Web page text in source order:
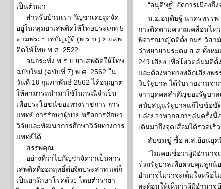
เป็นต้นมา
สำหรับบ้านเรา กัญชาเคยถูกจัด
อยู่ในกลุ่มยาเสพติดให้โทษประเภท 5
ตามพระราชบัญญัติ (พ.ร.บ.) ยาเสพ
ติดให้โทษ พ.ศ. 2522
จนกระทั่ง พ.ร.บ.ยาเสพติดให้โทษ
ฉบับใหม่ (ฉบับที่ 7) พ.ศ. 2562 ใน
วันที่ 18 กุมภาพันธ์ 2562 ได้อนุญาต
ให้สามารถนำมาใช้ในกรณีจำเป็น
เพื่อประโยชน์ของทางราชการ การ
แพทย์ การรักษาผู้ป่วย หรือการศึกษา
วิจัยและพัฒนาการศึกษาวิจัยทางการ
แพทย์ได้
สรรพคุณ
อย่างที่ว่าไปกัญชาจัดว่าเป็นสาร
เสพติดที่่ออกฤทธิ์ต่อจิตประสาท แต่ก็
เป็นยารักษาโรคด้วย โดยตำรายา
“อนุดิษฐ์” อัดการเมืองถึง
น.อ.อนุดิษฐ์ นาครทรรพ
การติดตามความเคลื่อนไห
พิจารณาญัตติตั้ง กมธ.วิสา
ว่าพยายามระดม ส.ส.ทั้งห
249 เสียง เพื่อโหวตล้มมติ
และต้องหาทางพลิกเสียงพ
วิปรัฐบาล ได้รับรายงานจ
จากบุคคลสำคัญของรัฐบาล
สนับสนุนรัฐบาลแก้ไขข้อขั
ปล่อยว่าหากสภาฯล่มครั้งนี้
เดินมาถึงจุดเสื่อมได้รวดเร็
สับข่มขู่-ซื้อ ส.ส.ย้อนยุค
“ไม่เคยเชื่อว่าผู้มีอำนา
ร่วมรัฐบาลเพื่อควบคุมลูกน้
อำนาจไม่ว่าจะเต็มใจหรือ
สะท้อนให้เห็นว่าผู้มีอำนาจ